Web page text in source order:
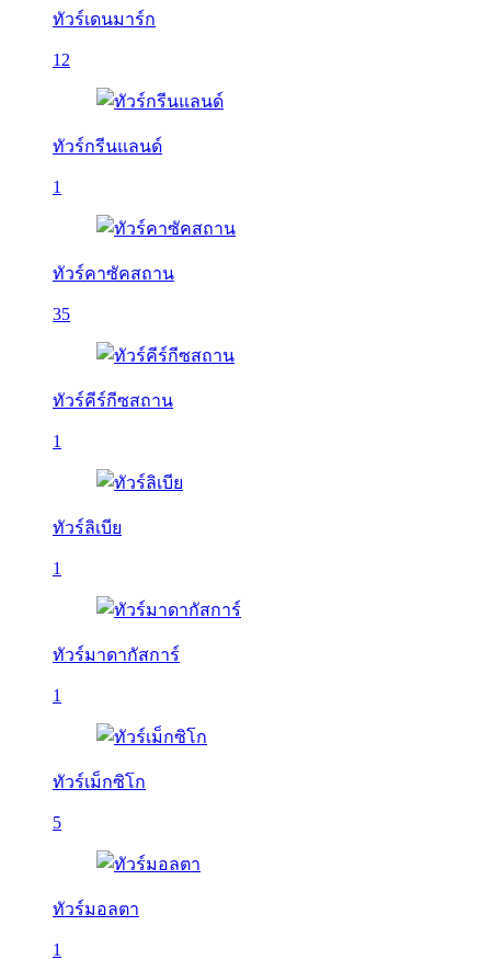
ทัวร์เดนมาร์ก
12
ทัวร์กรีนแลนด์
1
ทัวร์คาซัคสถาน
35
ทัวร์คีร์กีซสถาน
1
ทัวร์ลิเบีย
1
ทัวร์มาดากัสการ์
1
ทัวร์เม็กซิโก
5
ทัวร์มอลตา
1